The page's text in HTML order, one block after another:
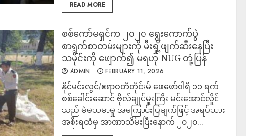
READ MORE
စစ်ကော်မရှင်က ၂၀၂၀ ရွေးကောက်ပွဲ
စာရွက်စာတမ်းများကို မီးရှို့ဖျက်ဆီးနေပြီး
သမိုင်းကို ဖျောက်၍ မရဟု NUG တုံ့ပြန်
ADMIN FEBRUARY 11, 2026
နိုင်မင်းလွင်/ဧရာဝတီတိုင်းမ် ဖေဖော်ဝါရီ ၁၁ ရက်
စစ်ခေါင်းဆောင် ဗိုလ်ချုပ်မှူးကြီး မင်းအောင်လှိုင်
သည် မဲမသမာမှု အကြောင်းပြချက်ဖြင့် အရပ်သား
အစိုးရထံမှ အာဏာသိမ်းပြီးနောက် ၂၀၂၀...